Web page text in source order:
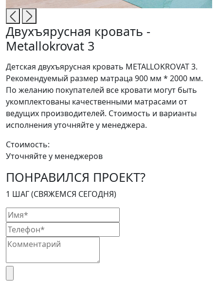
Двухъярусная кровать -
Metallokrovat 3
Детская двухъярусная кровать METALLOKROVAT 3.
Рекомендуемый размер матраца 900 мм * 2000 мм.
По желанию покупателей все кровати могут быть
укомплектованы качественными матрасами от
ведущих производителей. Стоимость и варианты
исполнения уточняйте у менеджера.
Стоимость:
Уточняйте у менеджеров
ПОНРАВИЛСЯ ПРОЕКТ?
1 ШАГ (СВЯЖЕМСЯ СЕГОДНЯ)